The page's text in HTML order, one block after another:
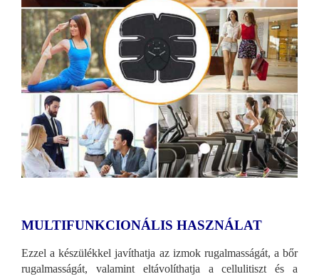
MULTIFUNKCIONÁLIS HASZNÁLAT
Ezzel a készülékkel javíthatja az izmok rugalmasságát, a bőr
rugalmasságát, valamint eltávolíthatja a cellulitiszt és a